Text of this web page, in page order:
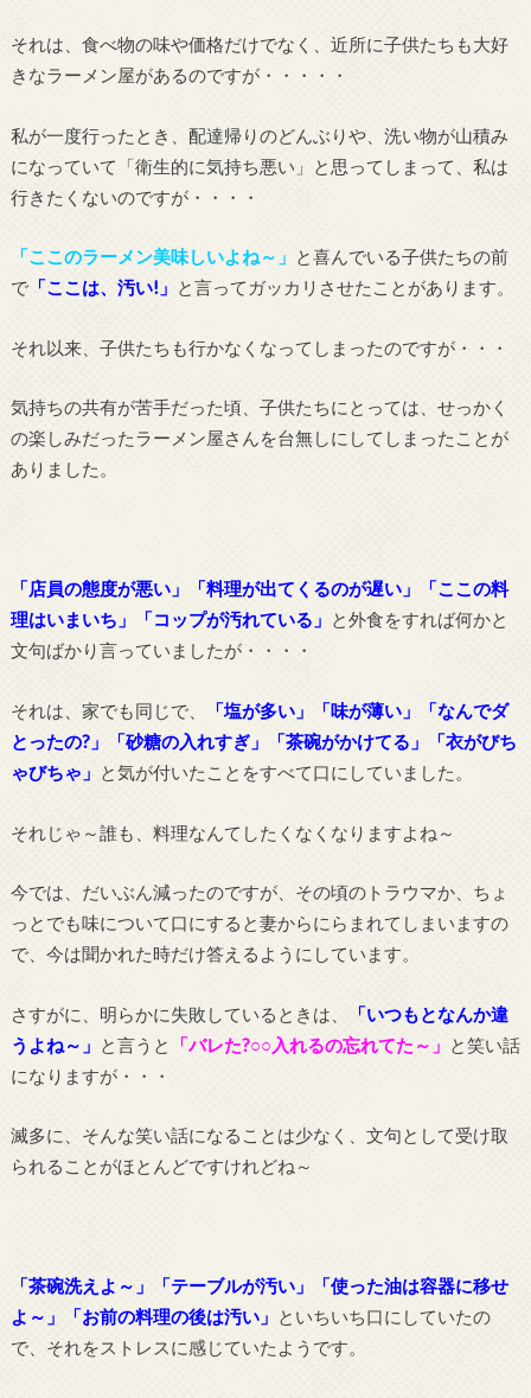
それは、食べ物の味や価格だけでなく、近所に子供たちも大好
きなラーメン屋があるのですが・・・・・
私が一度行ったとき、配達帰りのどんぶりや、洗い物が山積み
になっていて「衛生的に気持ち悪い」と思ってしまって、私は
行きたくないのですが・・・・
「ここのラーメン美味しいよね～」 と喜んでいる子供たちの前
で「ここは、汚い!」 と言ってガッカリさせたことがあります。
それ以来、子供たちも行かなくなってしまったのですが・・・
気持ちの共有が苦手だった頃、子供たちにとっては、せっかく
の楽しみだったラーメン屋さんを台無しにしてしまったことが
ありました。
「店員の態度が悪い」「料理が出てくるのが遅い」「ここの料
理はいまいち」「コップが汚れている」 と外食をすれば何かと
文句ばかり言っていましたが・・・・
それは、家でも同じで、
「塩が多い」「味が薄い」「なんでダ
とったの?」「砂糖の入れすぎ」「茶碗がかけてる」「衣がびち
ゃびちゃ」 と気が付いたことをすべて口にしていました。
それじゃ～誰も、料理なんてしたくなくなりますよね～
今では、だいぶん減ったのですが、その頃のトラウマか、ちょ
っとでも味について口にすると妻からにらまれてしまいますの
で、今は聞かれた時だけ答えるようにしています。
さすがに、明らかに失敗しているときは、
「いつもとなんか違
うよね～」 と言うと 「バレた?○○入れるの忘れてた～」 と笑い話
になりますが・・・
滅多に、そんな笑い話になることは少なく、文句として受け取
られることがほとんどですけれどね～
「茶碗洗えよ～」「テーブルが汚い」「使った油は容器に移せ
よ～」「お前の料理の後は汚い」 といちいち口にしていたの
で、それをストレスに感じていたようです。